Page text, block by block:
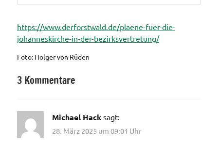
https://www.derforstwald.de/plaene-fuer-die-
johanneskirche-in-der-bezirksvertretung/:
Foto: Holger von Rüden
3 Kommentare
Michael Hack sagt:
28. März 2025 um 09:01 Uhr